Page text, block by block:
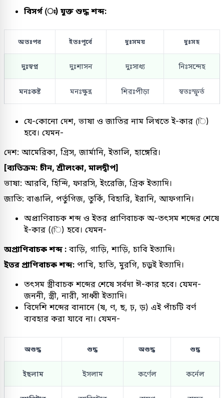
বিসর্গ (ঃ) যুক্ত শুদ্ধ শব্দ:
অতঃপর ইতঃপূর্বে দুঃসময় দুঃসহ
দুঃস্বপ্ন দুঃশাসন দুঃসাধ্য নিঃসন্দেহ
মনঃকষ্ট মনঃক্ষুন্ন শিরঃপীড়া স্বতঃস্ফূর্ত
যে-কোনো দেশ, ভাষা ও জাতির নাম লিখতে ই-কার (ি)
হবে। যেমন-
দেশ: আমেরিকা, গ্রিস, জার্মানি, ইতালি, হাঙ্গেরি।
[ব্যতিক্রম: চীন, শ্রীলংকা, মালদ্বীপ]
ভাষা: আরবি, হিন্দি, ফারসি, ইংরেজি, গ্রিক ইত্যাদি।
জাতি: বাঙালি, পর্তুগিজ, তুর্কি, বিহারি, ইরানি, আফগানি।
অপ্রাণিবাচক শব্দ ও ইতর প্রাণিবাচক অ-তৎসম শব্দের শেষে
ই-কার ((ি) হবে। যেমন-
অপ্রাণিবাচক শব্দ : বাড়ি, গাড়ি, শাড়ি, চাবি ইত্যাদি।
ইতর প্রাণিবাচক শব্দ: পাখি, হাতি, মুরগি, চড়ুই ইত্যাদি।
তৎসম স্ত্রীবাচক শব্দের শেষে সর্বদা ঈ-কার হবে। যেমন-
জননী, স্ত্রী, নারী, সাধ্বী ইত্যাদি।
বিদেশি শব্দের বানানে (ষ, ণ, ছ, ঢ়, ড়) এই পাঁচটি বর্ণ
ব্যবহার করা যাবে না। যেমন-
অশুদ্ধ শুদ্ধ অশুদ্ধ শুদ্ধ
ইছলাম ইসলাম কর্ণেল কর্নেল